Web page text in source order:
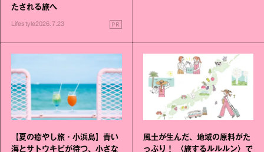
たされる旅へ
Lifestyle2026.7.23 PR
【夏の癒やし旅・小浜島】青い
海とサトウキビが待つ、小さな
風土が生んだ、地域の原料がた
っぷり！ 〈旅するルルルン〉で